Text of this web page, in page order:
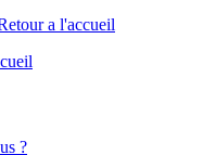
?